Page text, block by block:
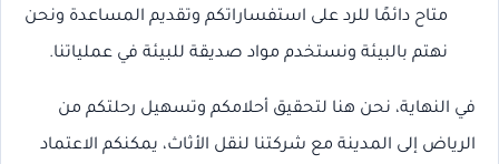
متاح دائمًا للرد على استفساراتكم وتقديم المساعدة ونحن
نهتم بالبيئة ونستخدم مواد صديقة للبيئة في عملياتنا.
في النهاية، نحن هنا لتحقيق أحلامكم وتسهيل رحلتكم من
الرياض إلى المدينة مع شركتنا لنقل الأثاث، يمكنكم الاعتماد